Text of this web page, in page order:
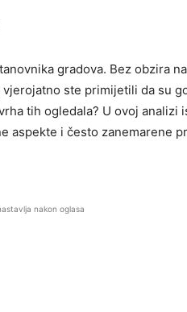
gradova. Bez obzira
ste primijetili da su
tih ogledala? U ovoj analizi
aspekte i često zanemarene
nakon oglasa